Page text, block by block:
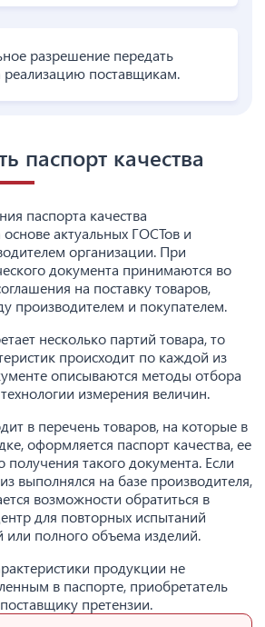
разрешение передать
реализацию поставщикам.
паспорт качества
паспорта качества
основе актуальных ГОСТов и
организации. При
документа принимаются во
на поставку товаров,
производителем и покупателем.
несколько партий товара, то
происходит по каждой из
описываются методы отбора
измерения величин.
в перечень товаров, на которые в
оформляется паспорт качества, ее
получения такого документа. Если
выполнялся на базе производителя,
возможности обратиться в
для повторных испытаний
полного объема изделий.
продукции не
в паспорте, приобретатель
претензии.